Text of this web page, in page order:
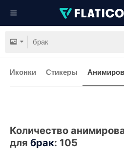
Иконки Стикеры
Количество
для брак: 105